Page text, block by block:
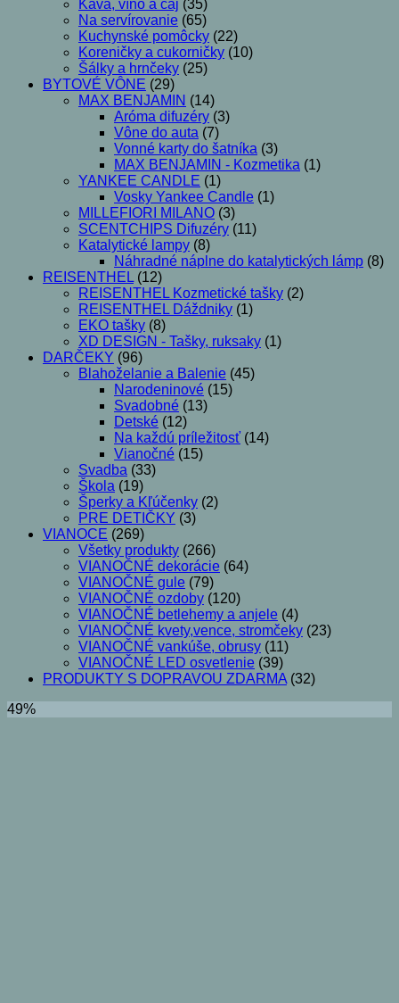
Káva, víno a čaj (35)
Na servírovanie (65)
Kuchynské pomôcky (22)
Koreničky a cukorničky (10)
Šálky a hrnčeky (25)
BYTOVÉ VÔNE (29)
MAX BENJAMIN (14)
Aróma difuzéry (3)
Vône do auta (7)
Vonné karty do šatníka (3)
MAX BENJAMIN - Kozmetika (1)
YANKEE CANDLE (1)
Vosky Yankee Candle (1)
MILLEFIORI MILANO (3)
SCENTCHIPS Difuzéry (11)
Katalytické lampy (8)
Náhradné náplne do katalytických lámp (8)
REISENTHEL (12)
REISENTHEL Kozmetické tašky (2)
REISENTHEL Dáždniky (1)
EKO tašky (8)
XD DESIGN - Tašky, ruksaky (1)
DARČEKY (96)
Blahoželanie a Balenie (45)
Narodeninové (15)
Svadobné (13)
Detské (12)
Na každú príležitosť (14)
Vianočné (15)
Svadba (33)
Škola (19)
Šperky a Kľúčenky (2)
PRE DETIČKY (3)
VIANOCE (269)
Všetky produkty (266)
VIANOČNÉ dekorácie (64)
VIANOČNÉ gule (79)
VIANOČNÉ ozdoby (120)
VIANOČNÉ betlehemy a anjele (4)
VIANOČNÉ kvety,vence, stromčeky (23)
VIANOČNÉ vankúše, obrusy (11)
VIANOČNÉ LED osvetlenie (39)
PRODUKTY S DOPRAVOU ZDARMA (32)
49%